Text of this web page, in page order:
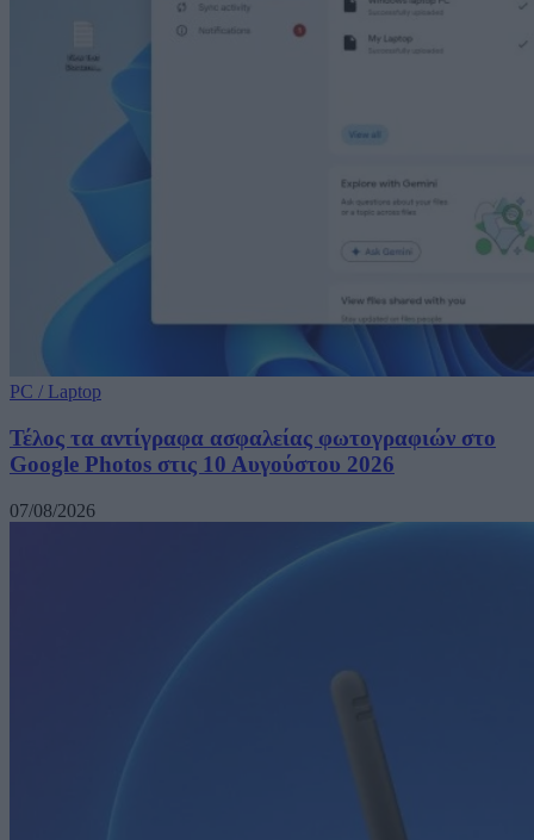
PC / Laptop
Τέλος τα αντίγραφα ασφαλείας φωτογραφιών στο
Google Photos στις 10 Αυγούστου 2026
07/08/2026